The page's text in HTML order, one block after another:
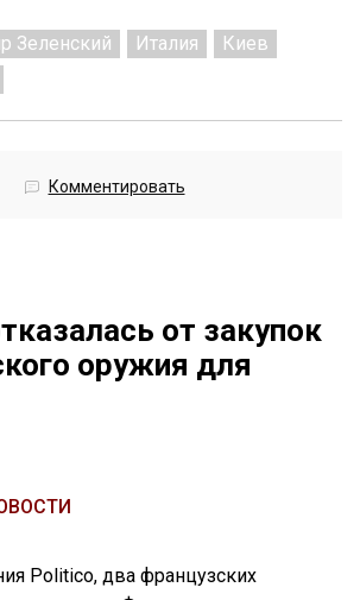
Зеленский Италия
Киев
Комментировать
от закупок
оружия для
Politico, два французских